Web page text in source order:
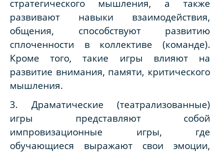
стратегического мышления, а также
развивают навыки взаимодействия,
общения, способствуют развитию
сплоченности в коллективе (команде).
Кроме того, такие игры влияют на
развитие внимания, памяти, критического
мышления.
3. Драматические (театрализованные)
игры представляют собой
импровизационные игры, где
обучающиеся выражают свои эмоции,